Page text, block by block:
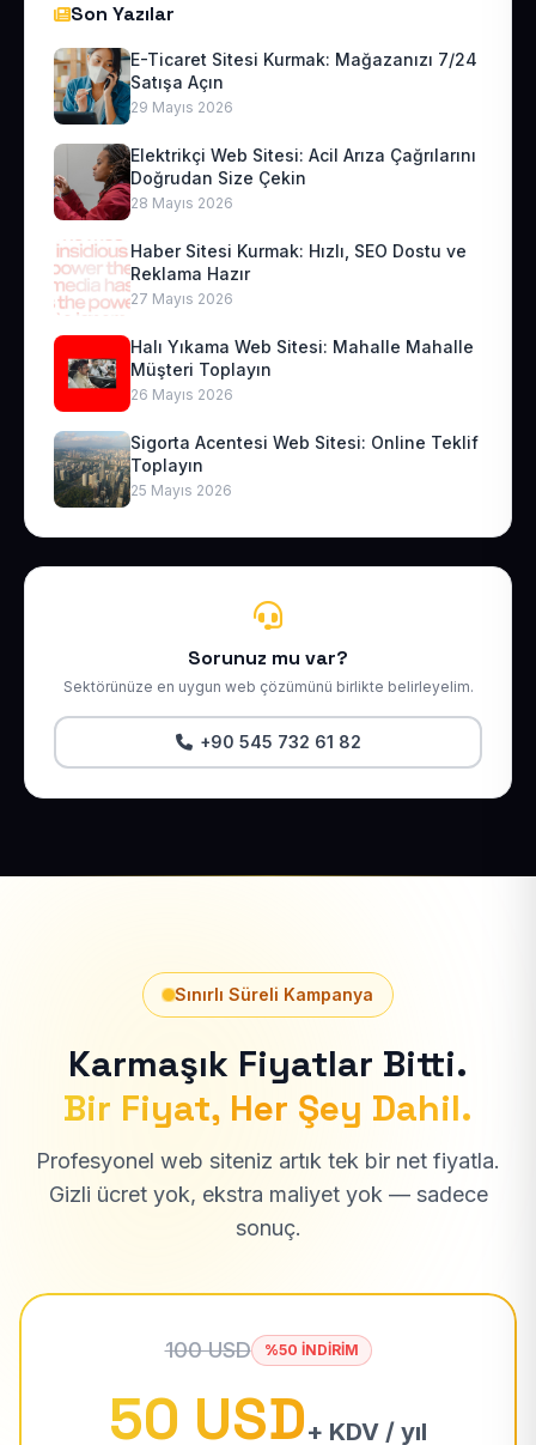
Son Yazılar
E-Ticaret Sitesi Kurmak: Mağazanızı 7/24
Satışa Açın
29 Mayıs 2026
Elektrikçi Web Sitesi: Acil Arıza Çağrılarını
Doğrudan Size Çekin
28 Mayıs 2026
Haber Sitesi Kurmak: Hızlı, SEO Dostu ve
Reklama Hazır
27 Mayıs 2026
Halı Yıkama Web Sitesi: Mahalle Mahalle
Müşteri Toplayın
26 Mayıs 2026
Sigorta Acentesi Web Sitesi: Online Teklif
Toplayın
25 Mayıs 2026
Sorunuz mu var?
Sektörünüze en uygun web çözümünü birlikte belirleyelim.
+90 545 732 61 82
Sınırlı Süreli Kampanya
Karmaşık Fiyatlar Bitti.
Bir Fiyat, Her Şey Dahil.
Profesyonel web siteniz artık tek bir net fiyatla.
Gizli ücret yok, ekstra maliyet yok — sadece
sonuç.
100 USD %50 İNDİRİM
50 USD+ KDV / yıl